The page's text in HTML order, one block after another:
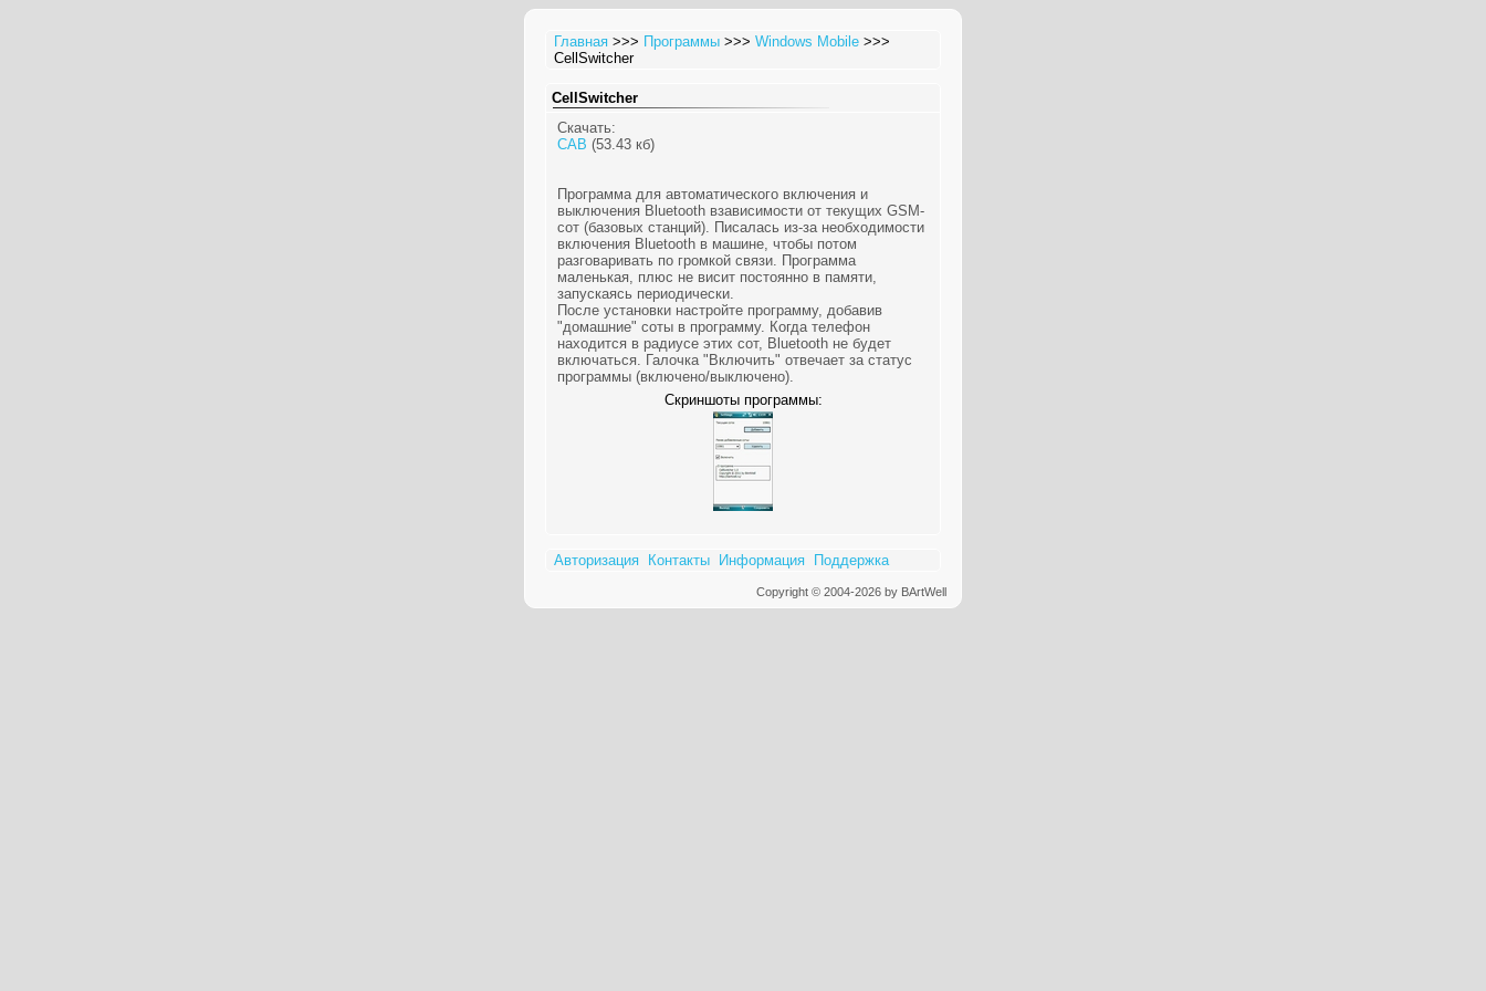
Главная >>> Программы >>> Windows Mobile >>>
CellSwitcher
CellSwitcher
Скачать:
CAB (53.43 кб)
Программа для автоматического включения и
выключения Bluetooth взависимости от текущих GSM-
сот (базовых станций). Писалась из-за необходимости
включения Bluetooth в машине, чтобы потом
разговаривать по громкой связи. Программа
маленькая, плюс не висит постоянно в памяти,
запускаясь периодически.
После установки настройте программу, добавив
"домашние" соты в программу. Когда телефон
находится в радиусе этих сот, Bluetooth не будет
включаться. Галочка "Включить" отвечает за статус
программы (включено/выключено).
Скриншоты программы:
Авторизация Контакты Информация Поддержка
Copyright © 2004-2026 by BArtWell